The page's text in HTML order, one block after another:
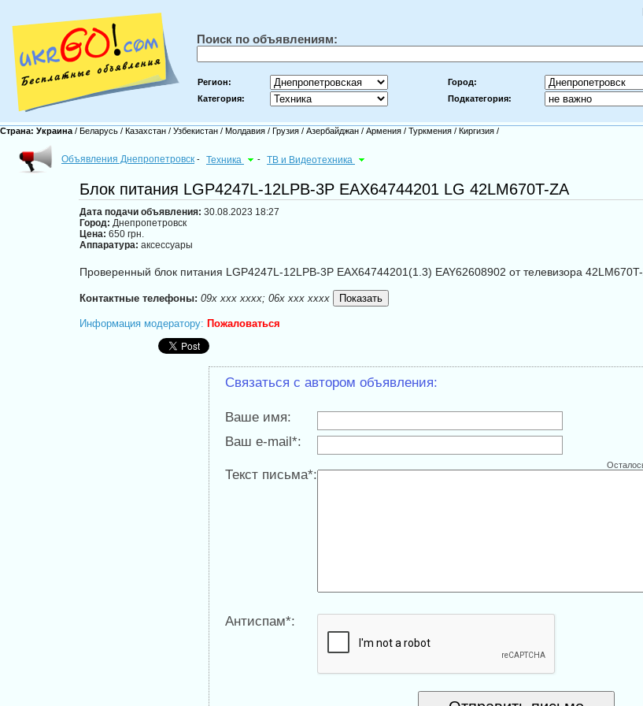
Поиск по объявлениям:
Регион: Город:
Категория:
Подкатегория:
Страна: Украина / Беларусь / Казахстан / Узбекистан / Молдавия / Грузия / Азербайджан / Армения / Туркмения / Киргизия /
Объявления Днепропетровск - Техника - ТВ и Видеотехника
Блок питания LGP4247L-12LPB-3P EAX64744201 LG 42LM670T-ZA
Дата подачи объявления: 30.08.2023 18:27
Город: Днепропетровск
Цена: 650 грн.
Аппаратура: аксессуары
Проверенный блок питания LGP4247L-12LPB-3P EAX64744201(1.3) EAY62608902 от телевизора
Контактные телефоны: 09x xxx xxxx; 06x xxx xxxx
Информация модератору: Пожаловаться
Связаться с автором объявления:
Ваше имя:
Ваш e-mail*:
Текст письма*:
Антиспам*: